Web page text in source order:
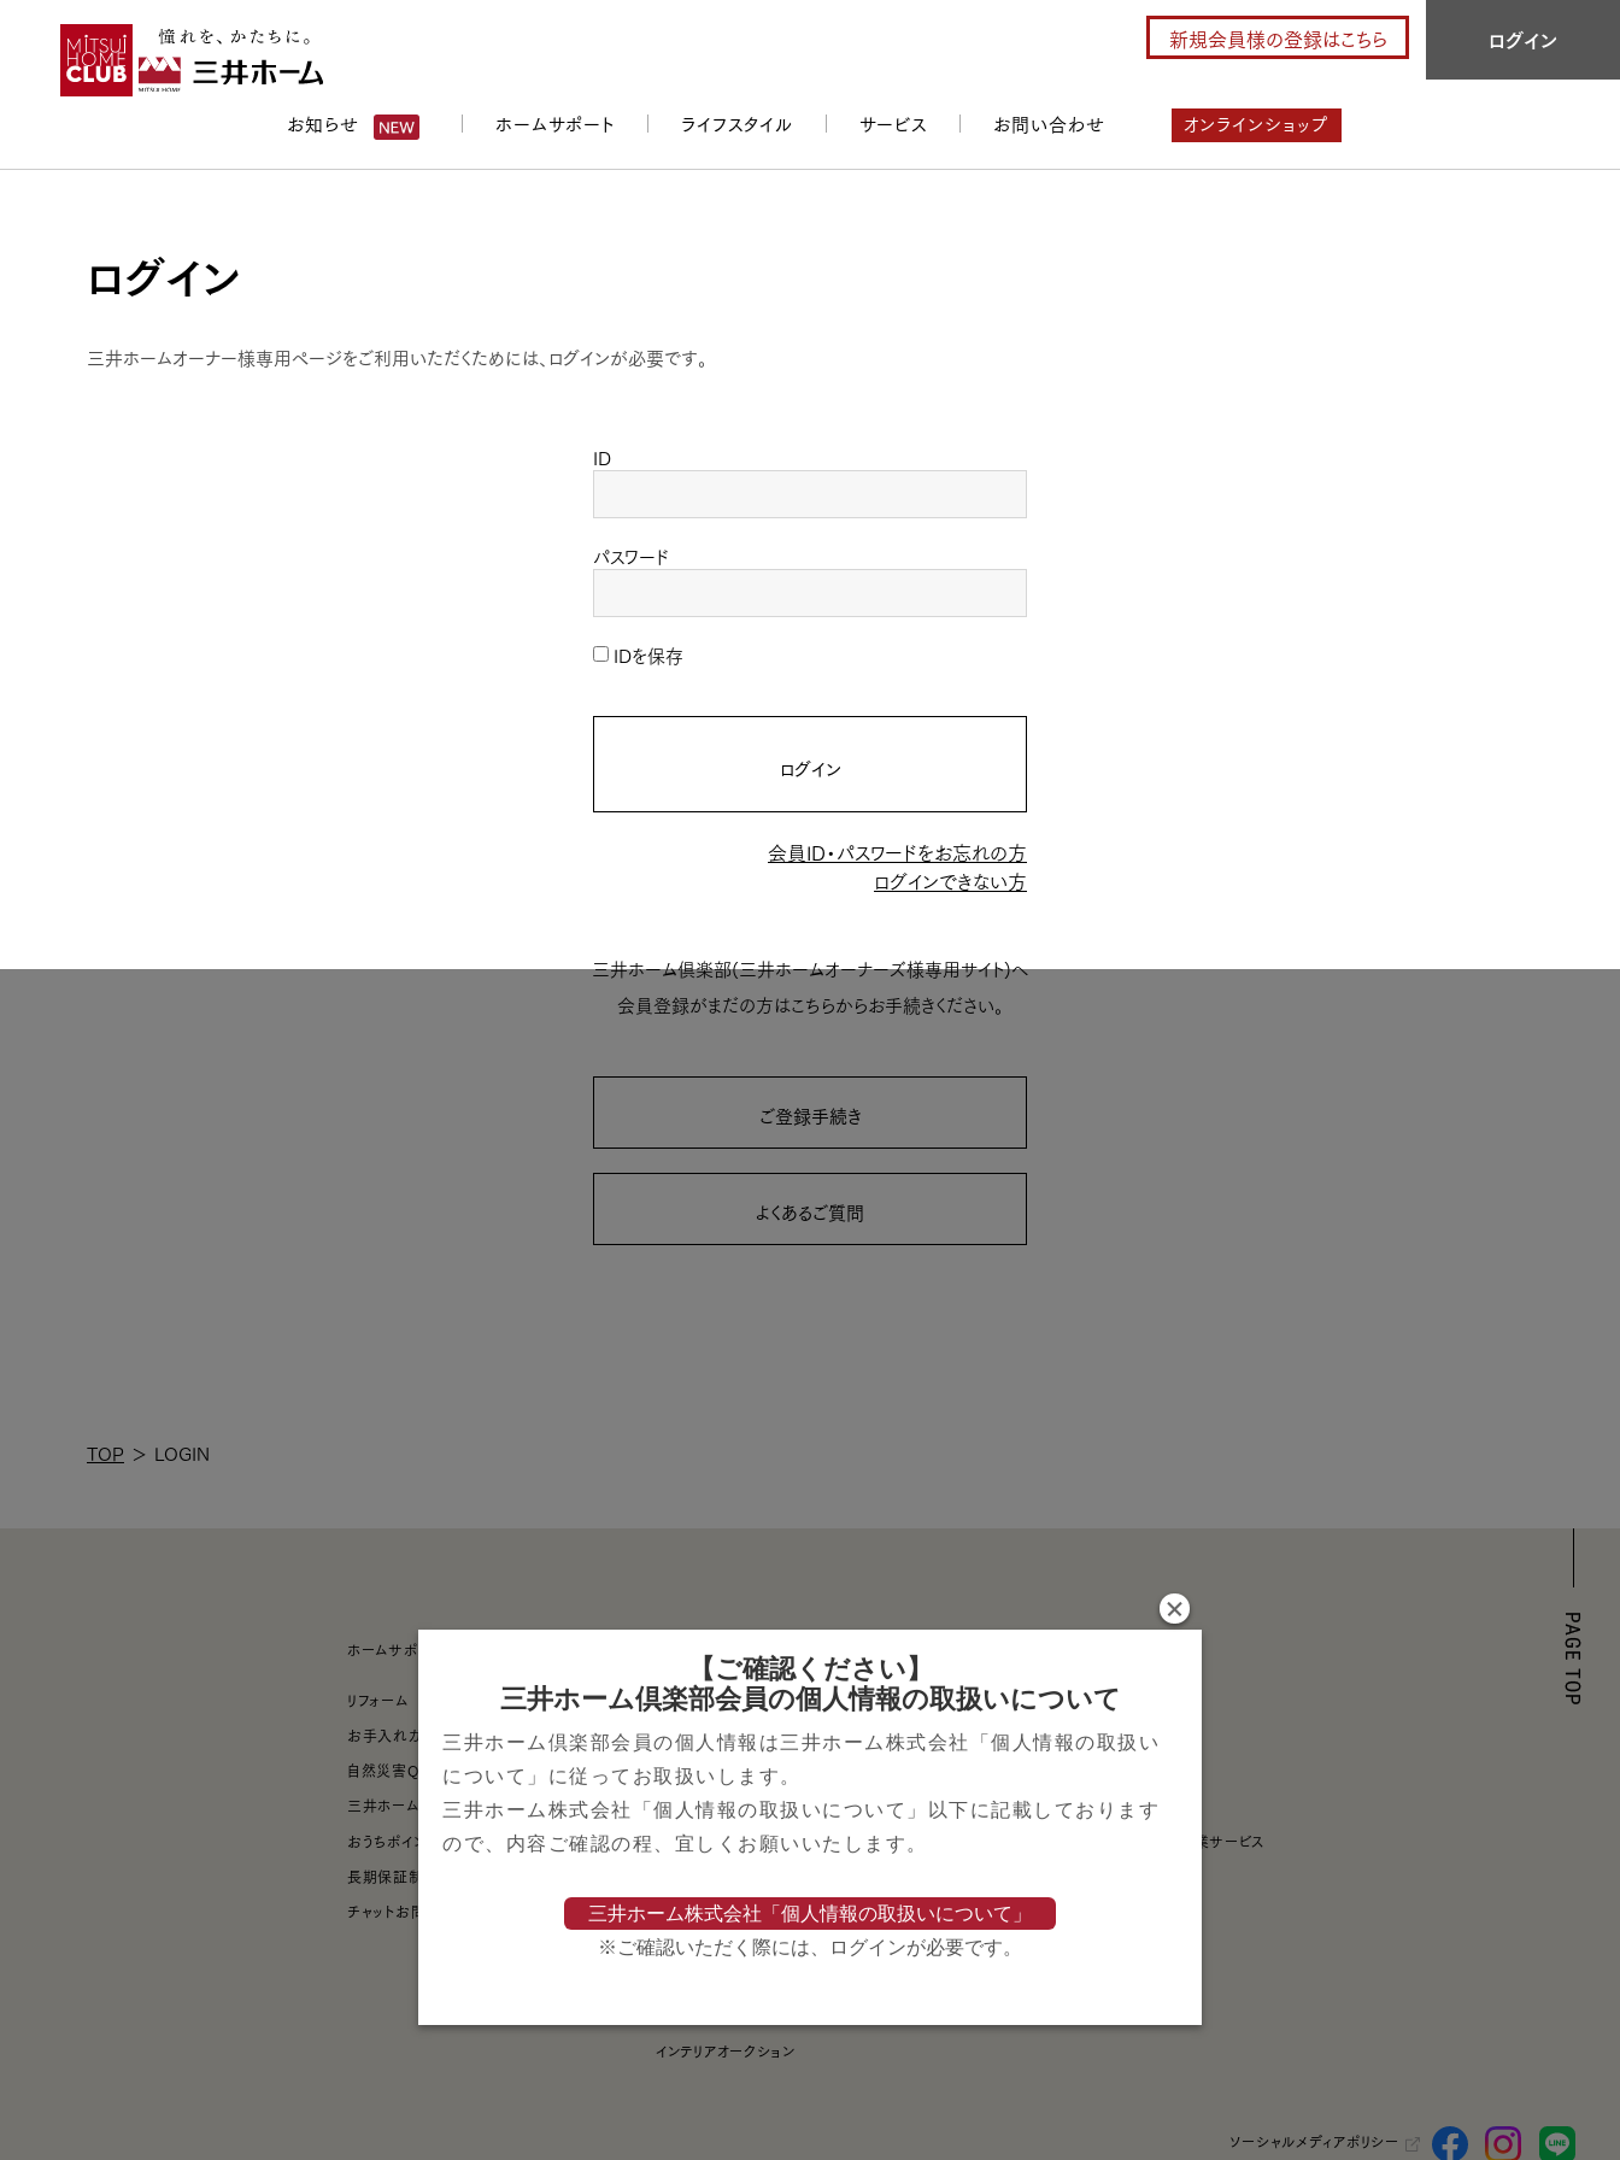
ログイン
新規会員様の登録はこちら
お知らせ ホームサポート ライフスタイル サービス お問い合わせ オンラインショップ
ログイン
三井ホームオーナー様専用ページをご利用いただくためには、ログインが必要です。
ID
パスワード
IDを保存
ログイン
会員ID・パスワードをお忘れの方
ログインできない方
三井ホーム倶楽部(三井ホームオーナーズ様専用サイト)へ
会員登録がまだの方はこちらからお手続きください。
ご登録手続き
よくあるご質問
TOP ＞ LOGIN
ホームサポート
リフォーム
お手入れガイド
自然災害Q&A
三井ホームおうちサポート
おうちポイント
長期保証制度
チャットお問い合わせ
ライフスタイル
世界のすまい
HOME DIY
コラム
RECIPE
MAGAZINE
いろどり・いえどり
Mitsuihome Original Wallpaper
インテリアオークション
スムストック
名義変更・ご売却のご相談
ローンのご相談
三井不動産グループ・その他提携企業サービス
三井不動産グループ
三井ホームグループ
ソーシャルメディアポリシー
【ご確認ください】
三井ホーム倶楽部会員の個人情報の取扱いについて
三井ホーム倶楽部会員の個人情報は三井ホーム株式会社「個人情報の取扱い
について」に従ってお取扱いします。
三井ホーム株式会社「個人情報の取扱いについて」以下に記載しております
ので、内容ご確認の程、宜しくお願いいたします。
三井ホーム株式会社「個人情報の取扱いについて」
※ご確認いただく際には、ログインが必要です。